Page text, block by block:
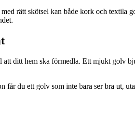
rätt skötsel kan både kork och
ditt hem ska förmedla. Ett mjukt golv
du ett golv som inte bara ser bra ut,